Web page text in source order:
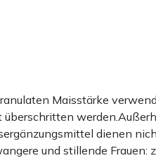
Maisstärke
dienen
und stillende